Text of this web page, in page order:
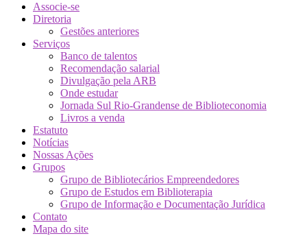
Associe-se
Diretoria
Gestões anteriores
Serviços
Banco de talentos
Recomendação salarial
Divulgação pela ARB
Onde estudar
Jornada Sul Rio-Grandense de Biblioteconomia
Livros a venda
Estatuto
Notícias
Nossas Ações
Grupos
Grupo de Bibliotecários Empreendedores
Grupo de Estudos em Biblioterapia
Grupo de Informação e Documentação Jurídica
Contato
Mapa do site